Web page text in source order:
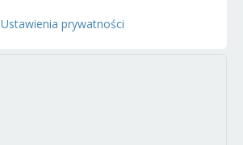
Ustawienia prywatności